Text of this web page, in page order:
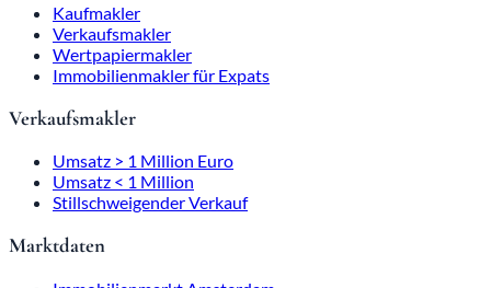
Kaufmakler
Verkaufsmakler
Wertpapiermakler
Immobilienmakler für Expats
Verkaufsmakler
Umsatz > 1 Million Euro
Umsatz < 1 Million
Stillschweigender Verkauf
Marktdaten